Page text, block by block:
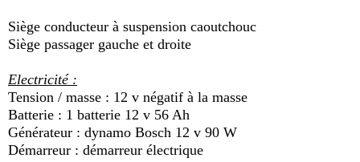
Siège conducteur à suspension caoutchouc
Siège passager gauche et droite
Electricité :
Tension / masse : 12 v négatif à la masse
Batterie : 1 batterie 12 v 56 Ah
Générateur : dynamo Bosch 12 v 90 W
Démarreur : démarreur électrique